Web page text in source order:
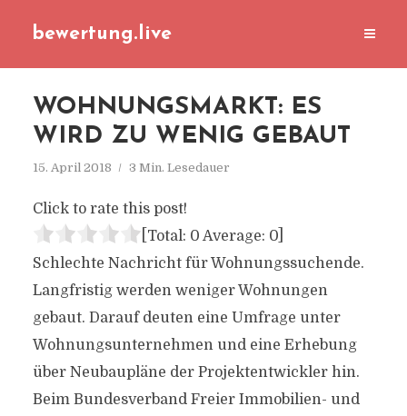
bewertung.live
WOHNUNGSMARKT: ES
WIRD ZU WENIG GEBAUT
15. April 2018 3 Min. Lesedauer
Click to rate this post!
[Total: 0 Average: 0]
Schlechte Nachricht für Wohnungssuchende.
Langfristig werden weniger Wohnungen
gebaut. Darauf deuten eine Umfrage unter
Wohnungsunternehmen und eine Erhebung
über Neubaupläne der Projektentwickler hin.
Beim Bundesverband Freier Immobilien- und